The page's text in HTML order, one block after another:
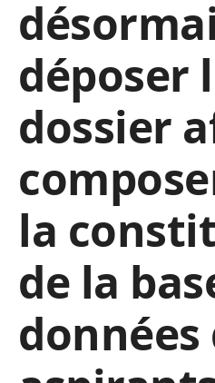
déposer
dossier
la
de la
données